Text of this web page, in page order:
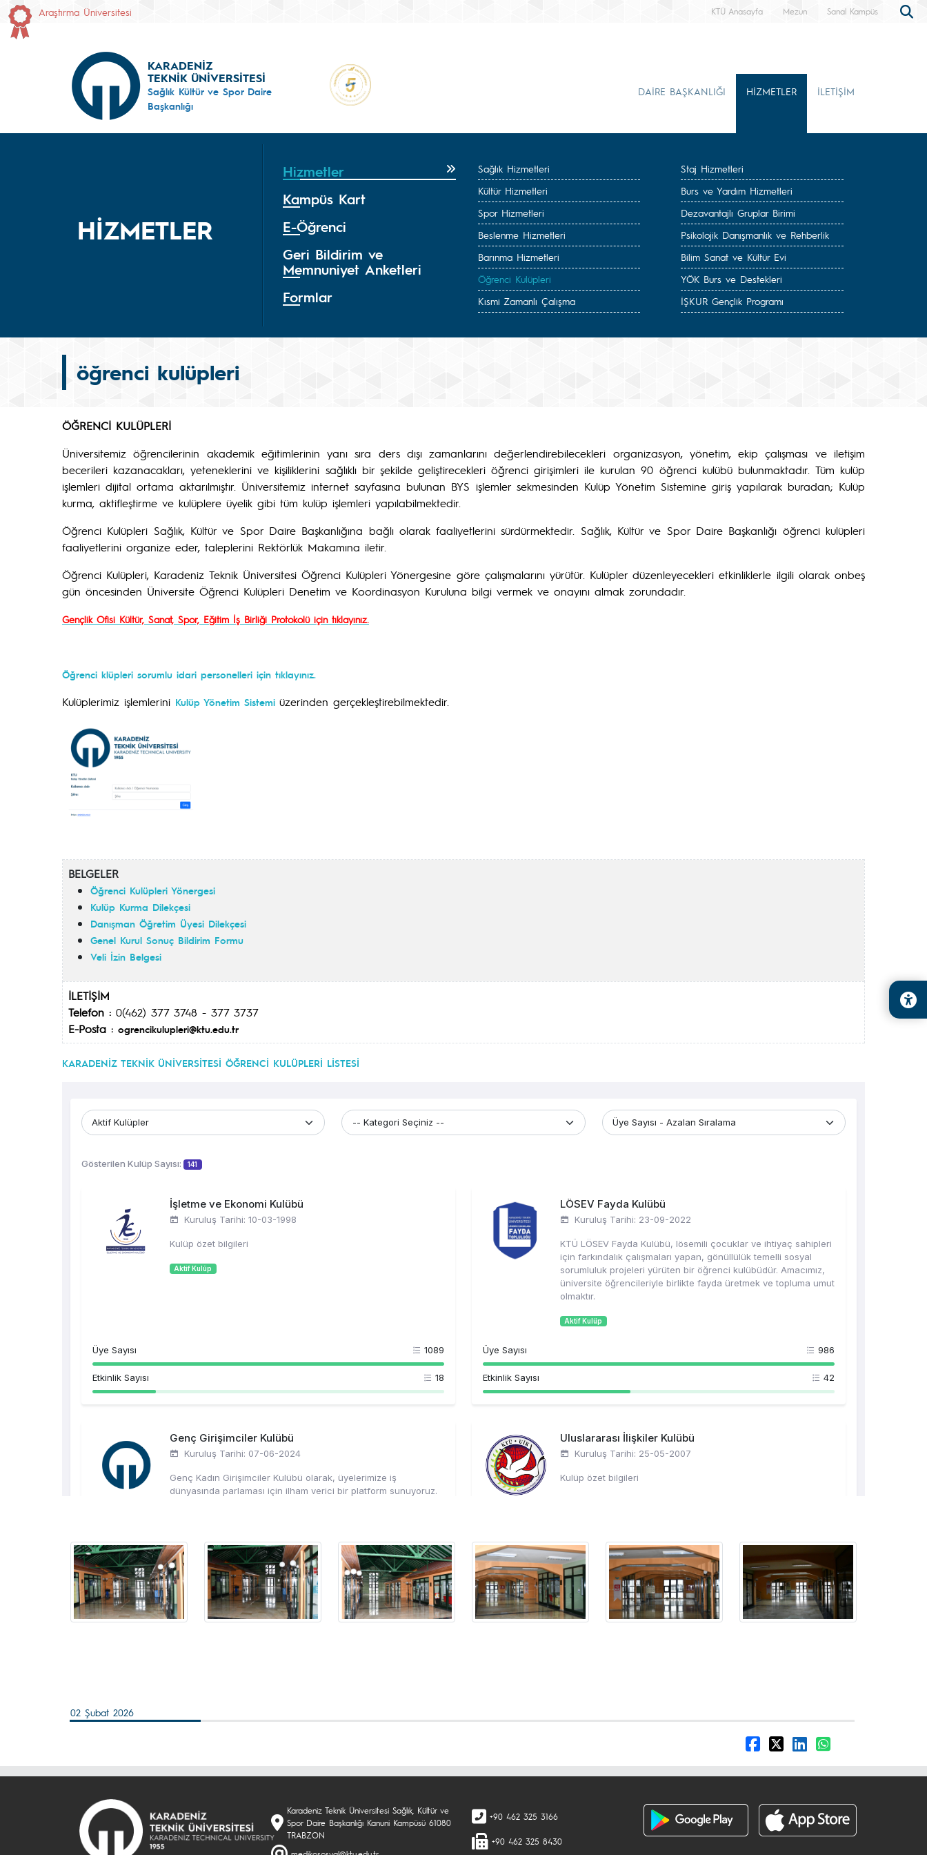
Araştırma Üniversitesi KTÜ Anasayfa Mezun Sanal Kampüs
KARADENİZ
TEKNİK ÜNİVERSİTESİ
Sağlık Kültür ve Spor Daire
Başkanlığı
DAİRE BAŞKANLIĞI HİZMETLER İLETİŞİM
HİZMETLER
Hizmetler
Kampüs Kart
E-Öğrenci
Geri Bildirim ve
Memnuniyet Anketleri
Formlar
Sağlık Hizmetleri
Kültür Hizmetleri
Spor Hizmetleri
Beslenme Hizmetleri
Barınma Hizmetleri
Öğrenci Kulüpleri
Kısmi Zamanlı Çalışma
Staj Hizmetleri
Burs ve Yardım Hizmetleri
Dezavantajlı Gruplar Birimi
Psikolojik Danışmanlık ve Rehberlik
Bilim Sanat ve Kültür Evi
YÖK Burs ve Destekleri
İŞKUR Gençlik Programı
öğrenci kulüpleri
ÖĞRENCİ KULÜPLERİ
Üniversitemiz öğrencilerinin akademik eğitimlerinin yanı sıra ders dışı zamanlarını değerlendirebilecekleri organizasyon, yönetim, ekip çalışması ve iletişim
becerileri kazanacakları, yeteneklerini ve kişiliklerini sağlıklı bir şekilde geliştirecekleri öğrenci girişimleri ile kurulan 90 öğrenci kulübü bulunmaktadır. Tüm kulüp
işlemleri dijital ortama aktarılmıştır. Üniversitemiz internet sayfasına bulunan BYS işlemler sekmesinden Kulüp Yönetim Sistemine giriş yapılarak buradan; Kulüp
kurma, aktifleştirme ve kulüplere üyelik gibi tüm kulüp işlemleri yapılabilmektedir.
Öğrenci Kulüpleri Sağlık, Kültür ve Spor Daire Başkanlığına bağlı olarak faaliyetlerini sürdürmektedir. Sağlık, Kültür ve Spor Daire Başkanlığı öğrenci kulüpleri
faaliyetlerini organize eder, taleplerini Rektörlük Makamına iletir.
Öğrenci Kulüpleri, Karadeniz Teknik Üniversitesi Öğrenci Kulüpleri Yönergesine göre çalışmalarını yürütür. Kulüpler düzenleyecekleri etkinliklerle ilgili olarak onbeş
gün öncesinden Üniversite Öğrenci Kulüpleri Denetim ve Koordinasyon Kuruluna bilgi vermek ve onayını almak zorundadır.
Gençlik Ofisi Kültür, Sanat, Spor, Eğitim İş Birliği Protokolü için tıklayınız.
Öğrenci klüpleri sorumlu idari personelleri için tıklayınız.
Kulüplerimiz işlemlerini Kulüp Yönetim Sistemi üzerinden gerçekleştirebilmektedir.
BELGELER
Öğrenci Kulüpleri Yönergesi
Kulüp Kurma Dilekçesi
Danışman Öğretim Üyesi Dilekçesi
Genel Kurul Sonuç Bildirim Formu
Veli İzin Belgesi
İLETİŞİM
Telefon : 0(462) 377 3748 - 377 3737
E-Posta : ogrencikulupleri@ktu.edu.tr
KARADENİZ TEKNİK ÜNİVERSİTESİ ÖĞRENCİ KULÜPLERİ LİSTESİ
02 Şubat 2026
Karadeniz Teknik Üniversitesi Sağlık, Kültür ve
Spor Daire Başkanlığı Kanuni Kampüsü 61080
TRABZON
+90 462 325 3166
+90 462 325 8430